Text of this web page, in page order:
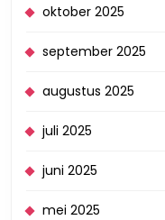
oktober 2025
september 2025
augustus 2025
juli 2025
juni 2025
mei 2025